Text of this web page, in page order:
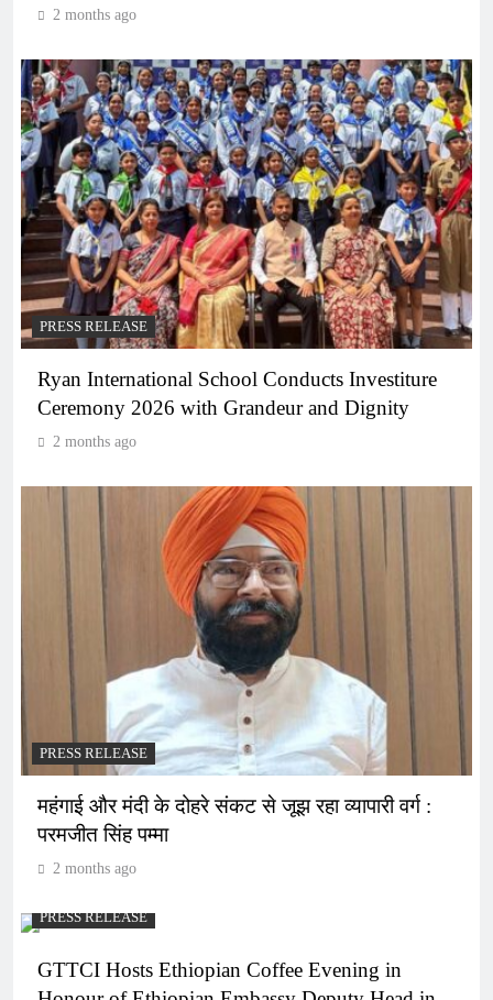
2 months ago
PRESS RELEASE
Ryan International School Conducts Investiture
Ceremony 2026 with Grandeur and Dignity
2 months ago
PRESS RELEASE
महंगाई और मंदी के दोहरे संकट से जूझ रहा व्यापारी वर्ग :
परमजीत सिंह पम्मा
2 months ago
PRESS RELEASE
GTTCI Hosts Ethiopian Coffee Evening in